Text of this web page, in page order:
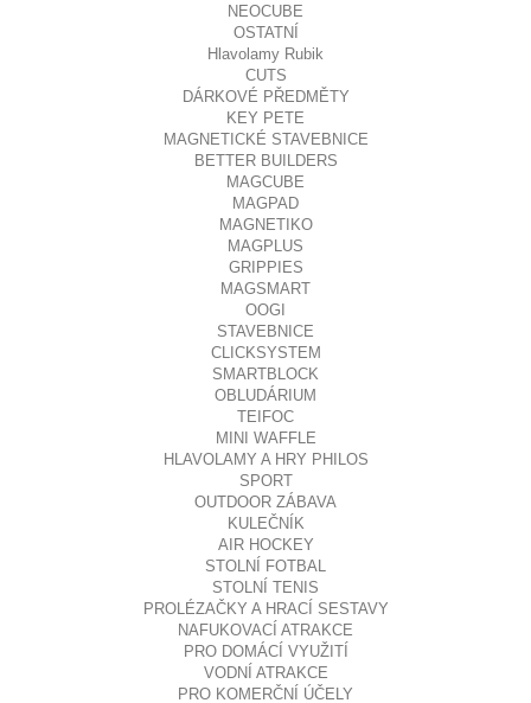
NEOCUBE
OSTATNÍ
Hlavolamy Rubik
CUTS
DÁRKOVÉ PŘEDMĚTY
KEY PETE
MAGNETICKÉ STAVEBNICE
BETTER BUILDERS
MAGCUBE
MAGPAD
MAGNETIKO
MAGPLUS
GRIPPIES
MAGSMART
OOGI
STAVEBNICE
CLICKSYSTEM
SMARTBLOCK
OBLUDÁRIUM
TEIFOC
MINI WAFFLE
HLAVOLAMY A HRY PHILOS
SPORT
OUTDOOR ZÁBAVA
KULEČNÍK
AIR HOCKEY
STOLNÍ FOTBAL
STOLNÍ TENIS
PROLÉZAČKY A HRACÍ SESTAVY
NAFUKOVACÍ ATRAKCE
PRO DOMÁCÍ VYUŽITÍ
VODNÍ ATRAKCE
PRO KOMERČNÍ ÚČELY